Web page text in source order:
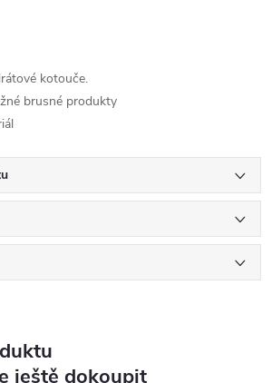
kotouče.
brusné produkty
ještě dokoupit